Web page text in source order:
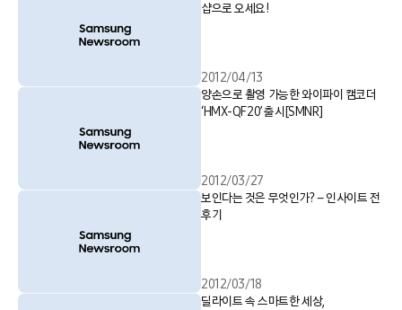
샵으로 오세요!
2012/04/13
양손으로 촬영 가능한 와이파이 캠코더
‘HMX-QF20’ 출시[SMNR]
2012/03/27
보인다는 것은 무엇인가? – 인사이트 전
후기
2012/03/18
딜라이트 속 스마트한 세상,